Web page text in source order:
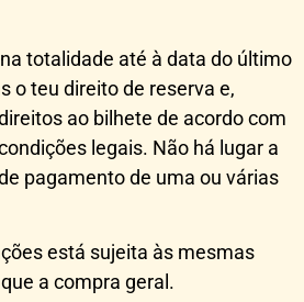
totalidade até à data do último
o teu direito de reserva e,
ao bilhete de acordo com
legais. Não há lugar a
pagamento de uma ou várias
está sujeita às mesmas
a compra geral.